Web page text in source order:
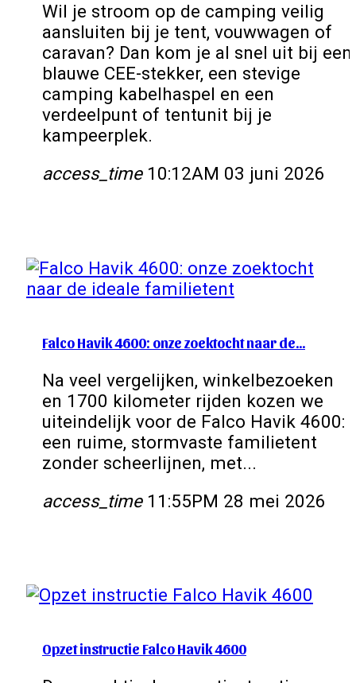
Wil je stroom op de camping veilig
aansluiten bij je tent, vouwwagen of
caravan? Dan kom je al snel uit bij een
blauwe CEE-stekker, een stevige
camping kabelhaspel en een
verdeelpunt of tentunit bij je
kampeerplek.
access_time10:12AM 03 juni 2026
Falco Havik 4600: onze zoektocht naar de…
Na veel vergelijken, winkelbezoeken
en 1700 kilometer rijden kozen we
uiteindelijk voor de Falco Havik 4600:
een ruime, stormvaste familietent
zonder scheerlijnen, met...
access_time11:55PM 28 mei 2026
Opzet instructie Falco Havik 4600